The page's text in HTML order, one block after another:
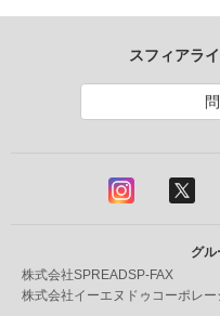
スフィアラ
グ
株式会社SPREADSP-FAX
株式会社イーエヌドゥコーポレー